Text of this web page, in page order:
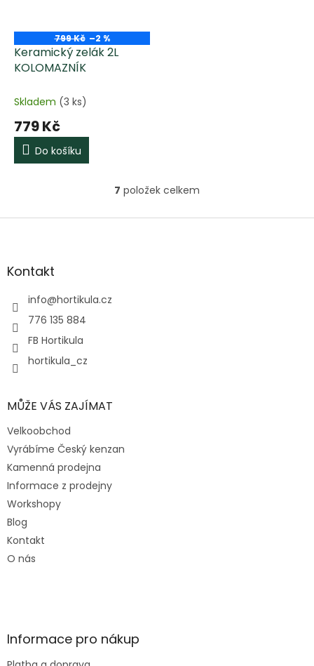
799 Kč –2 %
Keramický zelák 2L
KOLOMAZNÍK
Skladem (3 ks)
779 Kč
Do košíku
O
l
7 položek celkem
Z
aKontakt
info@hortikula.cz
776 135 884
FB Hortikula
hortikula_cz
MŮŽE VÁS ZAJÍMAT
Velkoobchod
Vyrábíme Český kenzan
Kamenná prodejna
Informace z prodejny
Workshopy
Blog
Kontakt
O nás
Informace pro nákup